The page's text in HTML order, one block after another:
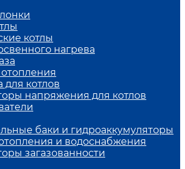
котлы
нагрева
для котлов
напряжения для котлов
баки и гидроаккумуляторы
и водоснабжения
загазованности